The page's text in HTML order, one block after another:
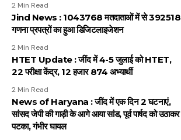
2 Min Read
Jind News : 1043768 मतदाताओं में से 392518
गणना प्रपत्रों का हुआ डिजिटलाइजेशन
2 Min Read
HTET Update : जींद में 4-5 जुलाई को HTET,
22 परीक्षा केंद्र, 12 हजार 874 अभ्यार्थी
2 Min Read
News of Haryana : जींद में एक दिन 2 घटनाएं,
सांसद जेपी की गाड़ी के आगे आया सांड, पूर्व पार्षद को उठाकर
पटका, गंभीर घायल